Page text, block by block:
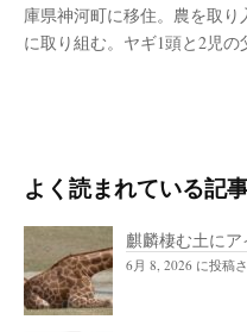
庫県神河町に移住。農を取
に取り組む。ヤギ1頭と2児の
よく読まれている記
麒麟棲む土に
6月 8, 2026 に投稿